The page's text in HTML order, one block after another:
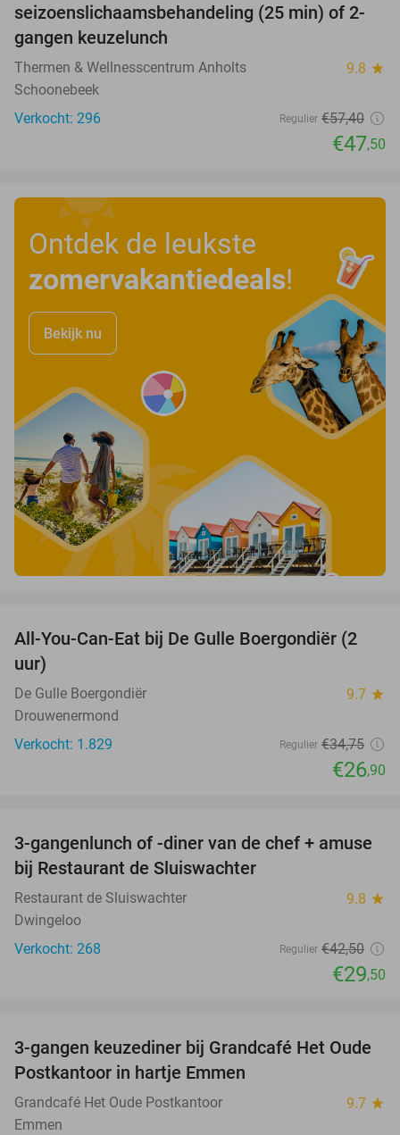
seizoenslichaamsbehandeling (25 min) of 2-
gangen keuzelunch
Thermen & Wellnesscentrum Anholts 9.8 star
Schoonebeek
Verkocht: 296
Regulier €57,40
€47,50
Ontdek de leukste
zomervakantiedeals!
Bekijk nu
23%
All-You-Can-Eat bij De Gulle Boergondiër (2
uur)
De Gulle Boergondiër 9.7 star
Drouwenermond
Verkocht: 1.829
Regulier €34,75
€26,90
31%
3-gangenlunch of -diner van de chef + amuse
bij Restaurant de Sluiswachter
Restaurant de Sluiswachter 9.8 star
Dwingeloo
Verkocht: 268
Regulier €42,50
€29,50
38%
3-gangen keuzediner bij Grandcafé Het Oude
Postkantoor in hartje Emmen
Grandcafé Het Oude Postkantoor 9.7 star
Emmen